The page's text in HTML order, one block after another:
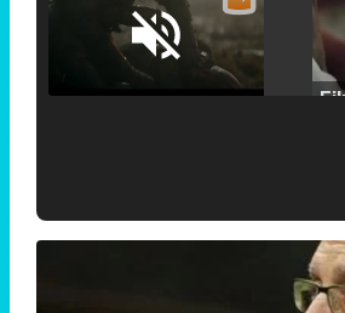
Unmute /
Loaded :